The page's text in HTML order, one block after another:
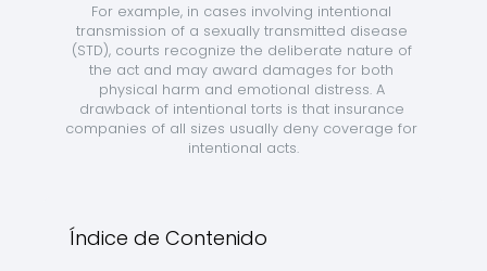
For example, in cases involving intentional
transmission of a sexually transmitted disease
(STD), courts recognize the deliberate nature of
the act and may award damages for both
physical harm and emotional distress. A
drawback of intentional torts is that insurance
companies of all sizes usually deny coverage for
intentional acts.
Índice de Contenido